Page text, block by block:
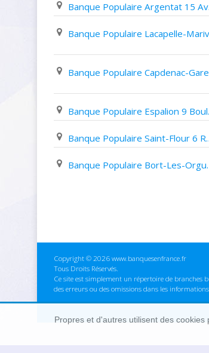
Banque
Banque
Copyright © 2026 www.banquesenfrance.fr
Tous Droits Réservés.
Ce site est simplement un répertoire de branches
des erreurs ou des omissions dans les
Propres et d'autres utilisent des